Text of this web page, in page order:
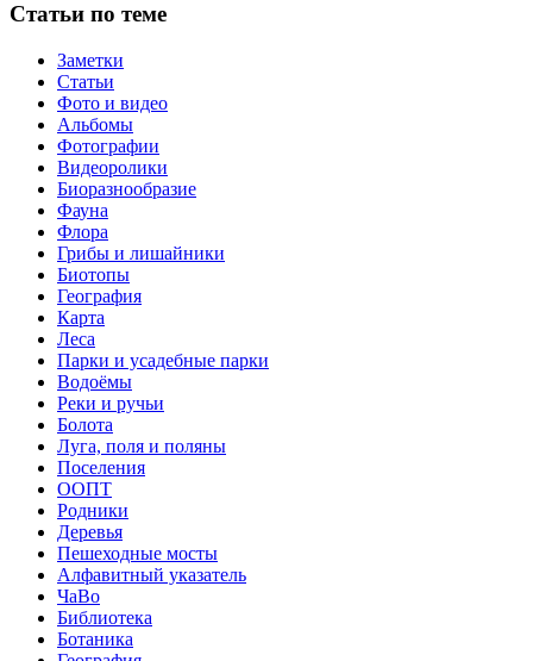
Статьи по теме
Заметки
Статьи
Фото и видео
Альбомы
Фотографии
Видеоролики
Биоразнообразие
Фауна
Флора
Грибы и лишайники
Биотопы
География
Карта
Леса
Парки и усадебные парки
Водоёмы
Реки и ручьи
Болота
Луга, поля и поляны
Поселения
ООПТ
Родники
Деревья
Пешеходные мосты
Алфавитный указатель
ЧаВо
Библиотека
Ботаника